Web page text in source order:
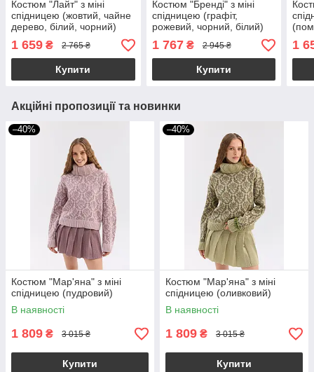
Костюм "Лайт" з міні
спідницею (жовтий, чайне
дерево, білий, чорний)
1 659 ₴ 2 765 ₴
Купити
Костюм "Бренді" з міні
спідницею (графіт,
рожевий, чорний, білий)
1 767₴ 2 945 ₴
Купити
1
Акційні пропозиції та новинки
–40%
Костюм "Мар'яна" з міні
спідницею (пудровий)
В наявності
1 809 ₴ 3 015 ₴
Купити
–40%
Костюм "Мар'яна" з міні
спідницею (оливковий)
В наявності
1 809 ₴ 3 015 ₴
Купити